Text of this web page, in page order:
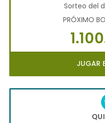
Sorteo del
PRÓXIMO
JUGAR